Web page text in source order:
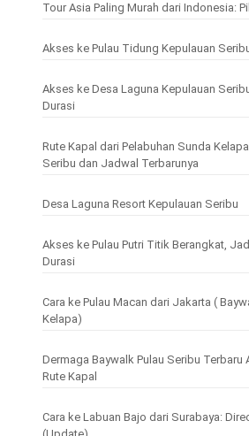
Tour Asia Paling Murah dari Indonesia:
Akses ke Pulau Tidung Kepulauan
Akses ke Desa Laguna Kepulauan
Durasi
Rute Kapal dari Pelabuhan Sunda
Seribu dan Jadwal Terbarunya
Desa Laguna Resort Kepulauan Seribu
Akses ke Pulau Putri Titik Berangkat,
Durasi
Cara ke Pulau Macan dari Jakarta (
Kelapa)
Dermaga Baywalk Pulau Seribu Terbaru
Rute Kapal
Cara ke Labuan Bajo dari Surabaya: